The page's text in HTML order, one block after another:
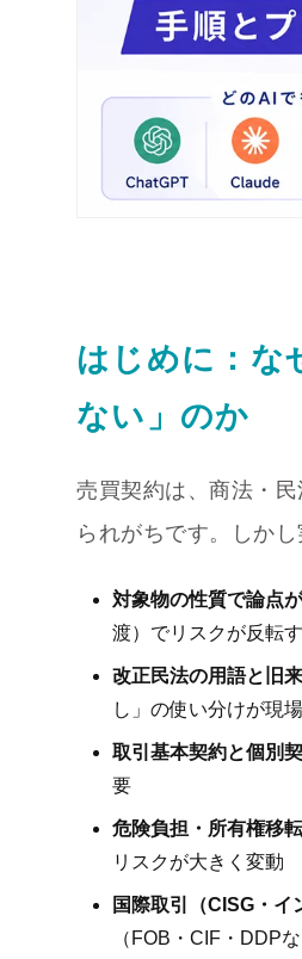
はじめに：な
ない」のか
売買契約は、商法・
られがちです。しか
対象物の性質で論点
渡）でリスクが反転
改正民法の用語と旧
し」の使い分けが現
取引基本契約と個別
要
危険負担・所有権移
リスクが大きく変動
国際取引（CISG・イ
（FOB・CIF・DDP